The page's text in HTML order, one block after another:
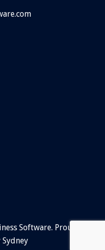
Software. Proudly
Sydney